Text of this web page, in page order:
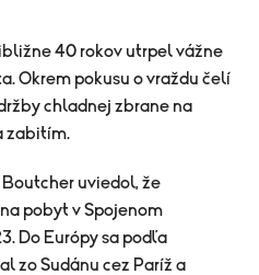
40 rokov utrpel vážne
Okrem pokusu o vraždu čelí
chladnej zbrane na
zabitím.
uviedol, že
pobyt v Spojenom
Do Európy sa podľa
zo Sudánu cez Paríž a